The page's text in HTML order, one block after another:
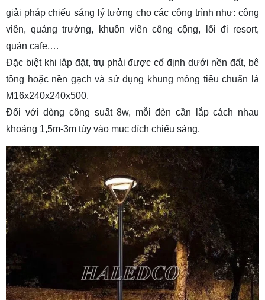
giải pháp chiếu sáng lý tưởng cho các công trình như: công
viên, quảng trường, khuôn viên công cộng, lối đi resort,
quán cafe,…
Đặc biệt khi lắp đặt, trụ phải được cố định dưới nền đất, bê
tông hoặc nền gạch và sử dụng khung móng tiêu chuẩn là
M16x240x240x500.
Đối với dòng công suất 8w, mỗi đèn cần lắp cách nhau
khoảng 1,5m-3m tùy vào mục đích chiếu sáng.